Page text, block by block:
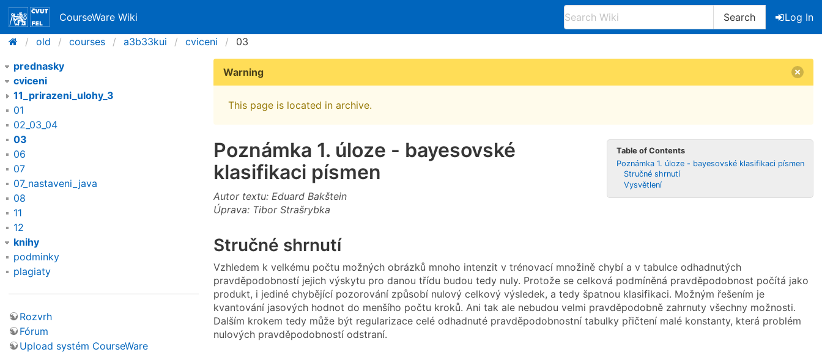
CourseWare Wiki Search
Log In
old
courses a3b33kui cviceni
03
prednasky
cviceni
11_prirazeni_ulohy_3
01
02_03_04
03
06
07
07_nastaveni_java
08
11
12
knihy
podminky
plagiaty
Rozvrh
Fórum
Upload systém CourseWare
Warning
This page is located in archive.
Table of Contents
Poznámka 1. úloze - bayesovské klasifikaci písmen
Stručné shrnutí
Vysvětlení
Poznámka 1. úloze - bayesovské
klasifikaci písmen
Autor textu: Eduard Bakštein
Úprava: Tibor Strašrybka
Stručné shrnutí
Vzhledem k velkému počtu možných obrázků mnoho intenzit v trénovací množině chybí a v tabulce odhadnutých
pravděpodobností jejich výskytu pro danou třídu budou tedy nuly. Protože se celková podmíněná pravděpodobnost počítá jako
produkt, i jediné chybějící pozorování způsobí nulový celkový výsledek, a tedy špatnou klasifikaci. Možným řešením je
kvantování jasových hodnot do menšího počtu kroků. Ani tak ale nebudou velmi pravděpodobně zahrnuty všechny možnosti.
Dalším krokem tedy může být regularizace celé odhadnuté pravděpodobnostní tabulky přičtení malé konstanty, která problém
nulových pravděpodobností odstraní.